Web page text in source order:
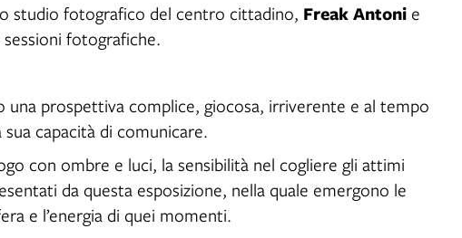
studio fotografico del centro cittadino, Freak Antoni e
fotografiche.
prospettiva complice, giocosa, irriverente e al tempo
capacità di comunicare.
con ombre e luci, la sensibilità nel cogliere gli attimi
da questa esposizione, nella quale emergono le
e l’energia di quei momenti.